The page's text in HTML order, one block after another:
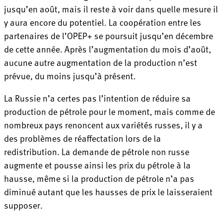
jusqu’en août, mais il reste à voir dans quelle mesure il
y aura encore du potentiel. La coopération entre les
partenaires de l’OPEP+ se poursuit jusqu’en décembre
de cette année. Après l’augmentation du mois d’août,
aucune autre augmentation de la production n’est
prévue, du moins jusqu’à présent.
La Russie n’a certes pas l’intention de réduire sa
production de pétrole pour le moment, mais comme de
nombreux pays renoncent aux variétés russes, il y a
des problèmes de réaffectation lors de la
redistribution. La demande de pétrole non russe
augmente et pousse ainsi les prix du pétrole à la
hausse, même si la production de pétrole n’a pas
diminué autant que les hausses de prix le laisseraient
supposer.